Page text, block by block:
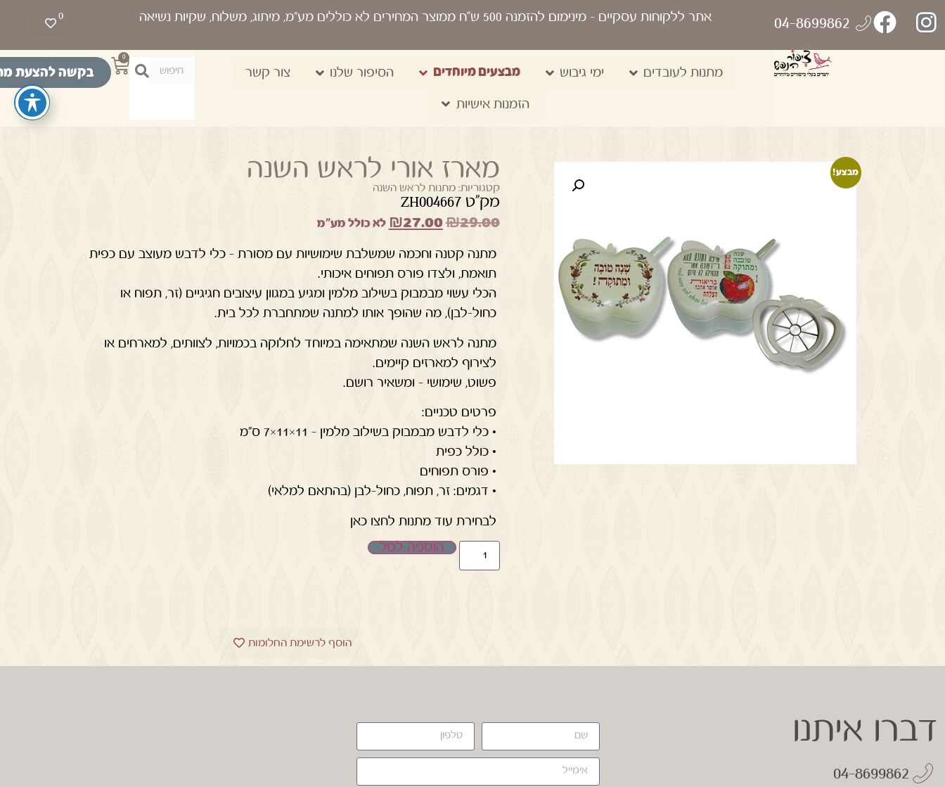
0 אתר ללקוחות עסקיים- מינימום להזמנה 500 ש“ח ממוצר המחירים לא כוללים מע"מ, מיתוג, משלוח, שקיות נשיאה 04-8699862
מתנות לעובדים ימי גיבוש מבצעים מיוחדים הסיפור שלנו צור קשר
הזמנות אישיות
0
בקשה להצעת
מבצע! מארז אורי לראש השנה
קטגוריות: מתנות לראש השנה
מק"ט ZH004667
₪29.00
₪27.00 לא כולל מע"מ
מתנה קטנה וחכמה שמשלבת שימושיות עם מסורת – כלי לדבש מעוצב עם כפית
תואמת, ולצדו פורס תפוחים איכותי.
הכלי עשוי מבמבוק בשילוב מלמין ומגיע במגוון עיצובים חגיגיים (זר, תפוח או
כחול-לבן), מה שהופך אותו למתנה שמתחברת לכל בית.
מתנה לראש השנה שמתאימה במיוחד לחלוקה בכמויות, לצוותים, למארחים או
לצירוף למארזים קיימים.
פשוט, שימושי – ומשאיר רושם.
פרטים טכניים:
• כלי לדבש מבמבוק בשילוב מלמין – 11×11×7 ס"מ
• כולל כפית
• פורס תפוחים
• דגמים: זר, תפוח, כחול-לבן (בהתאם למלאי)
לבחירת עוד מתנות לחצו כאן
הוספה לסל
הוסף לרשימת החלומות
דברו איתנו
04-8699862